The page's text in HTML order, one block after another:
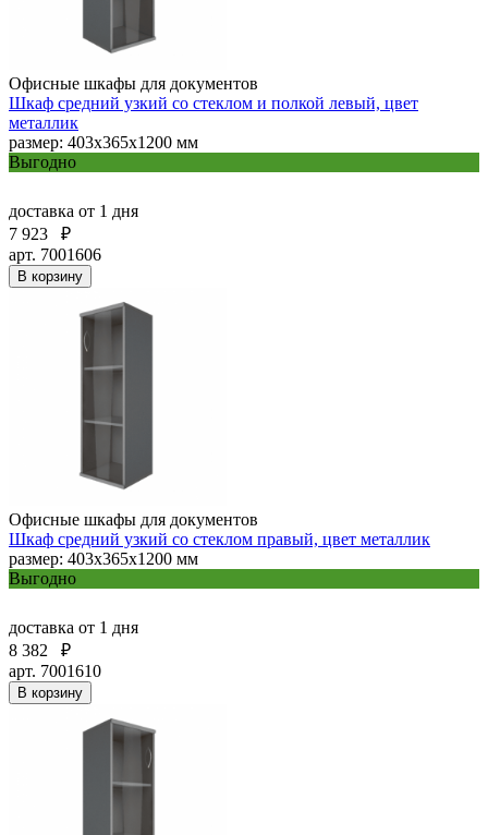
Офисные шкафы для документов
Шкаф средний узкий со стеклом и полкой левый, цвет
металлик
размер: 403х365х1200 мм
Выгодно
доставка от 1 дня
7 923
₽
арт. 7001606
В корзину
Офисные шкафы для документов
Шкаф средний узкий со стеклом правый, цвет металлик
размер: 403х365х1200 мм
Выгодно
доставка от 1 дня
8 382
₽
арт. 7001610
В корзину